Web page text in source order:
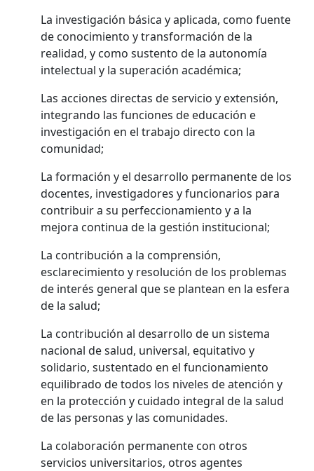
La investigación básica y aplicada, como fuente
de conocimiento y transformación de la
realidad, y como sustento de la autonomía
intelectual y la superación académica;
Las acciones directas de servicio y extensión,
integrando las funciones de educación e
investigación en el trabajo directo con la
comunidad;
La formación y el desarrollo permanente de los
docentes, investigadores y funcionarios para
contribuir a su perfeccionamiento y a la
mejora continua de la gestión institucional;
La contribución a la comprensión,
esclarecimiento y resolución de los problemas
de interés general que se plantean en la esfera
de la salud;
La contribución al desarrollo de un sistema
nacional de salud, universal, equitativo y
solidario, sustentado en el funcionamiento
equilibrado de todos los niveles de atención y
en la protección y cuidado integral de la salud
de las personas y las comunidades.
La colaboración permanente con otros
servicios universitarios, otros agentes